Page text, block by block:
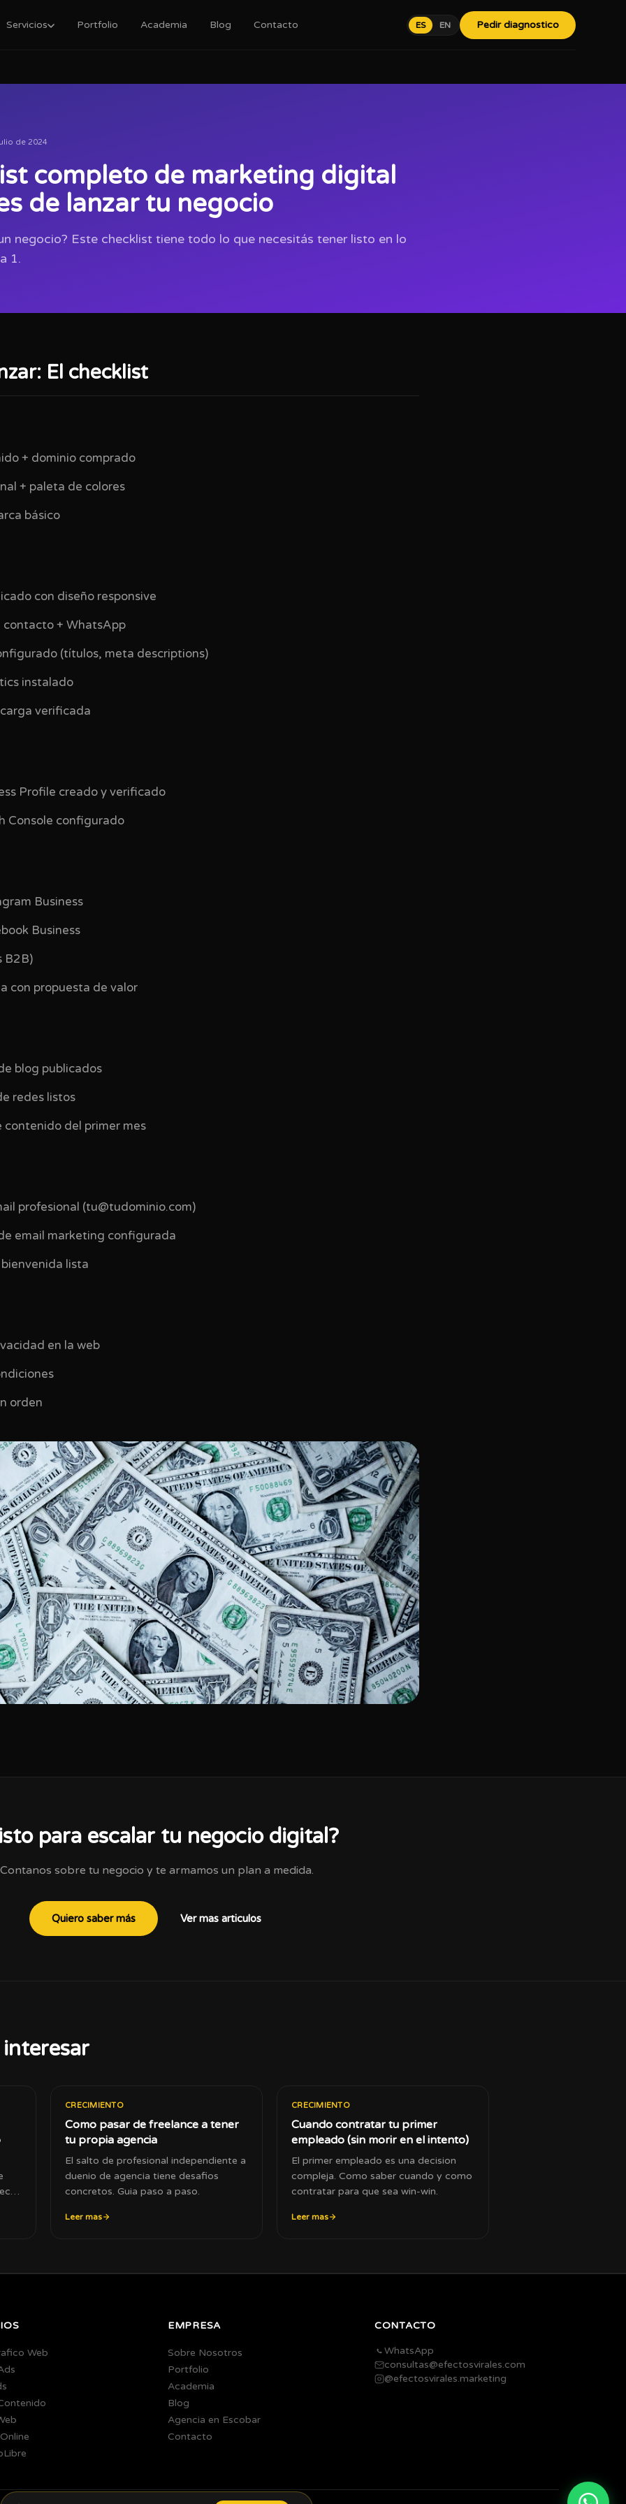
Servicios Portfolio Academia Blog Contacto ES EN Pedir diagnostico
de 2024
completo de marketing digital
de lanzar tu negocio
negocio? Este checklist tiene todo lo que necesitás tener listo en lo
1.
El checklist
+ dominio comprado
+ paleta de colores
básico
con diseño responsive
contacto + WhatsApp
(títulos, meta descriptions)
instalado
verificada
Profile creado y verificado
Console configurado
Business
Business
B2B)
con propuesta de valor
blog publicados
redes listos
contenido del primer mes
profesional (tu@tudominio.com)
email marketing configurada
lista
en la web
orden
para escalar tu negocio digital?
Contanos sobre tu negocio y te armamos un plan a medida.
Quiero saber más Ver mas articulos
CRECIMIENTO
Como pasar de freelance a tener
tu propia agencia
El salto de profesional independiente a
duenio de agencia tiene desafios
concretos. Guia paso a paso.
Leer mas
CRECIMIENTO
Cuando contratar tu primer
empleado (sin morir en el intento)
El primer empleado es una decision
compleja. Como saber cuando y como
contratar para que sea win-win.
Leer mas
Web
EMPRESA
Sobre Nosotros
Portfolio
Academia
Blog
Agencia en Escobar
Contacto
CONTACTO
WhatsApp
consultas@efectosvirales.com
@efectosvirales.marketing